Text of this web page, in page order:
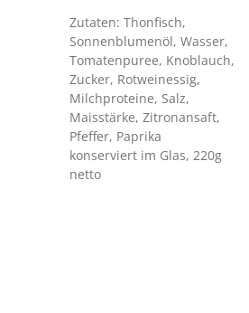
Zutaten: Thonfisch,
Sonnenblumenöl, Wasser,
Tomatenpuree, Knoblauch,
Zucker, Rotweinessig,
Milchproteine, Salz,
Maisstärke, Zitronansaft,
Pfeffer, Paprika
konserviert im Glas, 220g
netto